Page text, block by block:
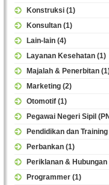
Konstruksi (1)
Konsultan (1)
Lain-lain (4)
Layanan Kesehatan (1)
Majalah & Penerbitan
Marketing (2)
Otomotif (1)
Pegawai Negeri Sipil
Pendidikan dan Training
Perbankan (1)
Periklanan &
Programmer (1)